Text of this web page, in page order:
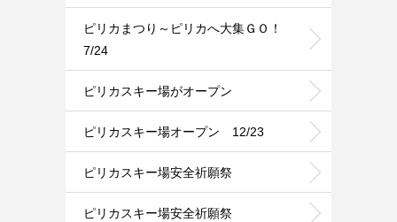
ピリカまつり～ピリカへ大集ＧＯ！
7/24
ピリカスキー場がオープン
ピリカスキー場オープン 12/23
ピリカスキー場安全祈願祭
ピリカスキー場安全祈願祭